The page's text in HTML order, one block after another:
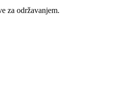
za održavanjem.